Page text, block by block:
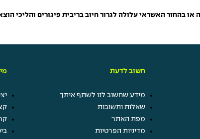
עלולה לגרור חיוב בריבית פיגורים והליכי הוצאה לפועל. מספר רישיון 54414. מימון ישיר אינה אחראית
חשוב לדעת
מידע שחשוב לנו לשתף איתך
שאלות ותשובות
מפת האתר
מדיניות הפרטיות